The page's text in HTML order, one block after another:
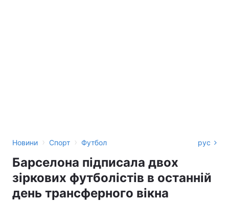
Новини › Спорт › Футбол рус
Барселона підписала двох
зіркових футболістів в останній
день трансферного вікна